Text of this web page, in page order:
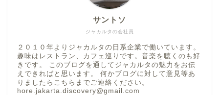
ジャカルタの会社員
サントソ
２０１０年よりジャカルタの日系企業で働いています。
趣味はレストラン、カフェ巡りです。音楽を聴くのも好
きです。 このブログを通してジャカルタの魅力をお伝
えできればと思います。 何かブログに対して意見等あ
りましたらこちらまでご連絡ください。
hore.jakarta.discovery@gmail.com